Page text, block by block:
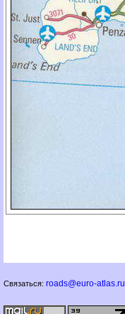
Связаться: roads@euro-atlas.ru